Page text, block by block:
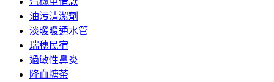
油污清潔劑
淡暖暖通水管
瑞穗民宿
過敏性鼻炎
降血糖茶